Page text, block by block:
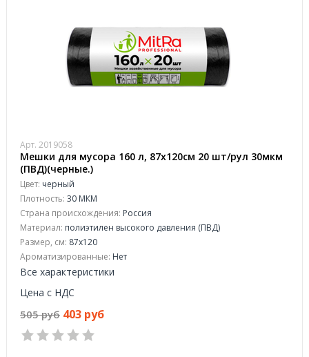
Арт. 2019058
Мешки для мусора 160 л, 87х120см 20 шт/рул 30мкм
(ПВД)(черные.)
Цвет: черный
Плотность: 30 МКМ
Страна происхождения: Россия
Материал: полиэтилен высокого давления (ПВД)
Размер, см: 87x120
Ароматизированные: Нет
Все характеристики
Цена с НДС
505 руб 403 руб